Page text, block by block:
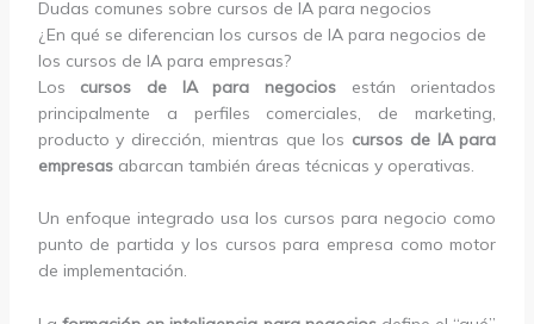
Dudas comunes sobre cursos de IA para negocios
¿En qué se diferencian los cursos de IA para negocios de
los cursos de IA para empresas?
Los cursos de IA para negocios están orientados
principalmente a perfiles comerciales, de marketing,
producto y dirección, mientras que los cursos de IA para
empresasabarcan también áreas técnicas y operativas.
Un enfoque integrado usa los cursos para negocio como
punto de partida y los cursos para empresa como motor
de implementación.